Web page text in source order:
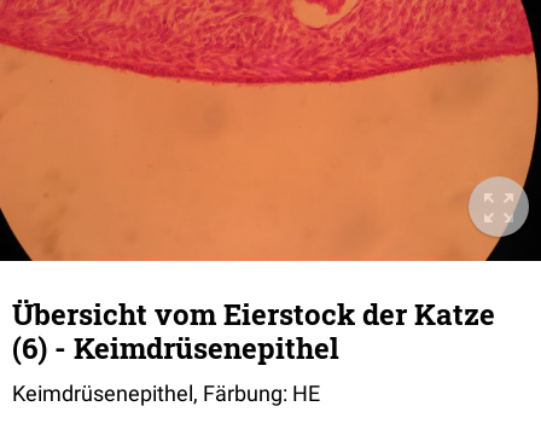
Übersicht vom Eierstock der Katze
(6) - Keimdrüsenepithel
Keimdrüsenepithel, Färbung: HE